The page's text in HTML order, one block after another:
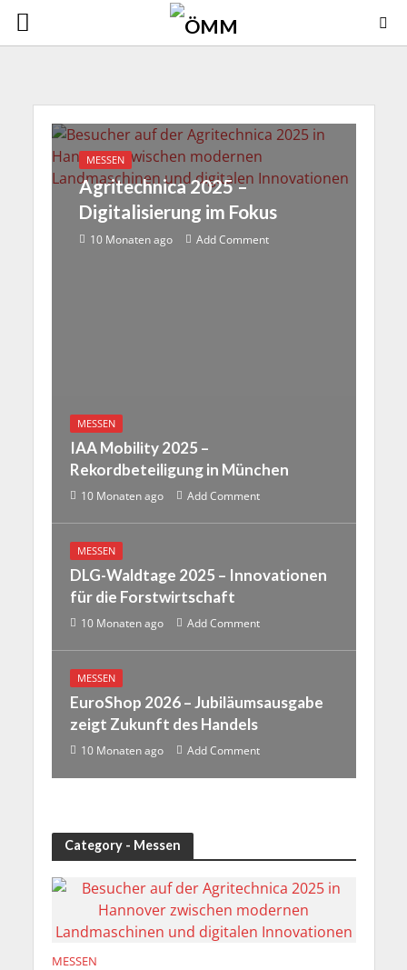
MESSEN
Agritechnica 2025 –
Digitalisierung im Fokus
10 Monaten ago Add Comment
MESSEN
IAA Mobility 2025 –
Rekordbeteiligung in München
10 Monaten ago Add Comment
MESSEN
DLG-Waldtage 2025 – Innovationen
für die Forstwirtschaft
10 Monaten ago Add Comment
MESSEN
EuroShop 2026 – Jubiläumsausgabe
zeigt Zukunft des Handels
10 Monaten ago Add Comment
Category - Messen
MESSEN